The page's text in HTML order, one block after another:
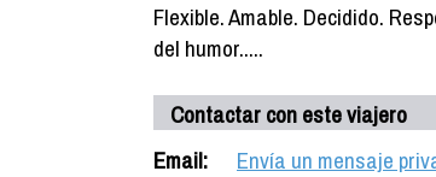
Flexible. Amable. Decidido.
del humor.....
Contactar con este viajero
Email:
Envía un mensaje